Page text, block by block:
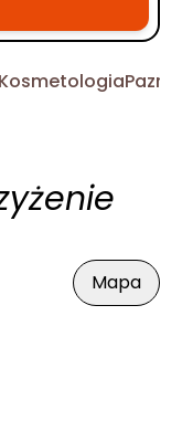
Kosmetologia
Mapa